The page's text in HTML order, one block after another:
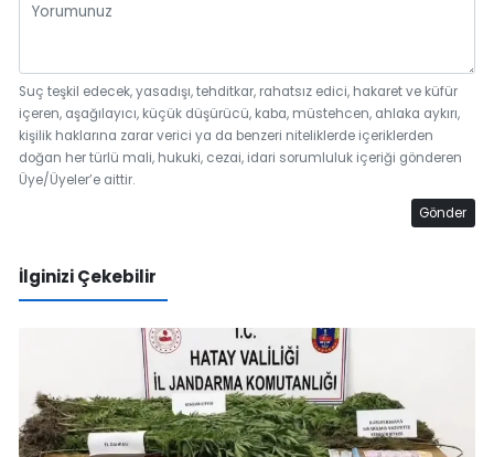
Suç teşkil edecek, yasadışı, tehditkar, rahatsız edici, hakaret ve küfür
içeren, aşağılayıcı, küçük düşürücü, kaba, müstehcen, ahlaka aykırı,
kişilik haklarına zarar verici ya da benzeri niteliklerde içeriklerden
doğan her türlü mali, hukuki, cezai, idari sorumluluk içeriği gönderen
Üye/Üyeler’e aittir.
Gönder
İlginizi Çekebilir